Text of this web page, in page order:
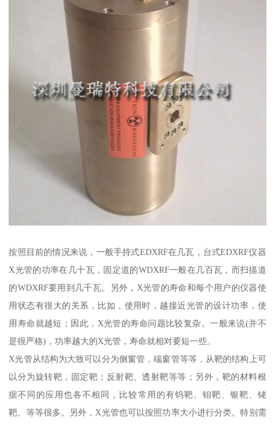
按照目前的情况来说，一般手持式EDXRF在几瓦，台式EDXRF仪器
X光管的功率在几十瓦，固定道的WDXRF一般在几百瓦，而扫描道
的WDXRF要用到几千瓦。另外，X光管的寿命和每个用户的仪器使
用状态有很大的关系，比如，使用时，越接近光管的设计功率，使
用寿命就越短；因此，X光管的寿命问题比较复杂。一般来说(并不
是很严格)，功率越大的X光管，寿命就相对要短一些。
X光管从结构为大致可以分为侧窗管，端窗管等等，从靶的结构上可
以分为旋转靶，固定靶；反射靶、透射靶等等；另外，靶的材料根
据不同的应用也各不相同，比较常用的有钨靶、钼靶、银靶、铑
靶、等等很多。另外，X光管也可以按照功率大小进行分类。特别需